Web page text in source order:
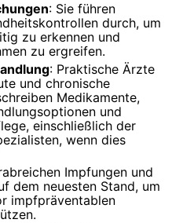
: Sie führen
durch, um
zu erkennen und
zu ergreifen.
: Praktische Ärzte
und chronische
Medikamente,
und
einschließlich der
wenn dies
Impfungen und
dem neuesten Stand, um
impfpräventablen